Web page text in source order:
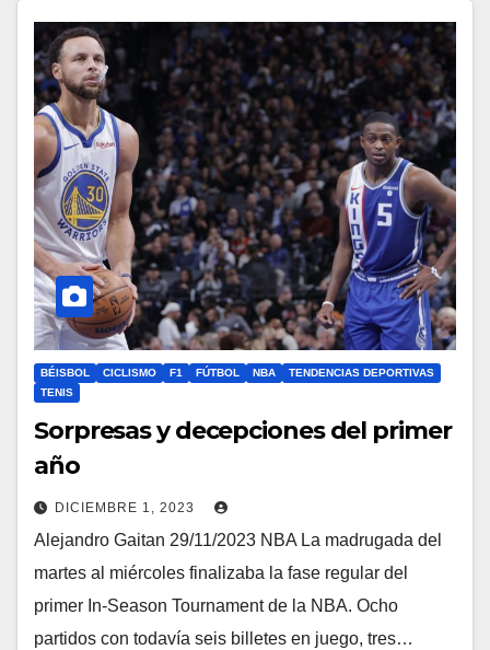
BÉISBOL CICLISMO F1 FÚTBOL NBA
TENDENCIAS DEPORTIVAS
TENIS
Sorpresas y decepciones del primer
año
DICIEMBRE 1, 2023
Alejandro Gaitan 29/11/2023 NBA La madrugada del
martes al miércoles finalizaba la fase regular del
primer In-Season Tournament de la NBA. Ocho
partidos con todavía seis billetes en juego, tres…